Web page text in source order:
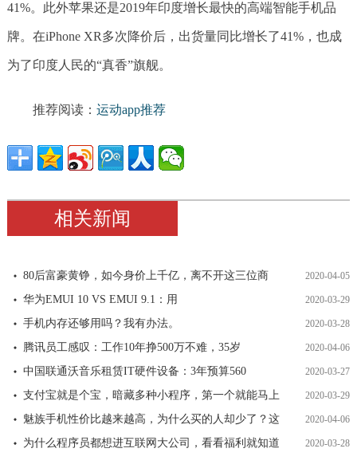
41%。此外苹果还是2019年印度增长最快的高端智能手机品
牌。在iPhone XR多次降价后，出货量同比增长了41%，也成
为了印度人民的“真香”旗舰。
推荐阅读： 运动app推荐
相关新闻
80后富豪黄铮，如今身价上千亿，离不开这三位商 2020-04-05
华为EMUI 10 VS EMUI 9.1：用 2020-03-29
手机内存还够用吗？我有办法。 2020-03-28
腾讯员工感叹：工作10年挣500万不难，35岁 2020-04-06
中国联通沃音乐租赁IT硬件设备：3年预算560 2020-03-27
支付宝就是个宝，暗藏多种小程序，第一个就能马上 2020-03-29
魅族手机性价比越来越高，为什么买的人却少了？这 2020-04-06
为什么程序员都想进互联网大公司，看看福利就知道 2020-03-28